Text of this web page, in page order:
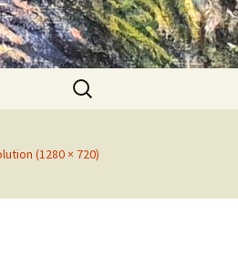
Rechercher :
(1280 × 720)